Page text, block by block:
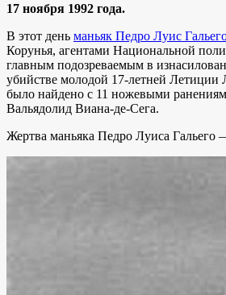
17 ноября 1992 года.
В этот день маньяк Педро Луис
Корунья, агентами Национальной
главным подозреваемым в
убийстве молодой 17-летней Летиции
было найдено с 11 ножевыми
Вальядолид Виана-де-Сега.
Жертва маньяка Педро Луиса Гальего